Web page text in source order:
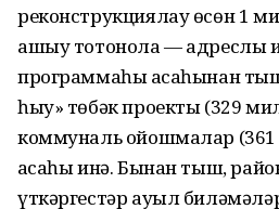
реконструкциялау өсөн 1
ашыу тотонола — адреслы
программаһы аҡсаһынан
һыу» төбәк проекты (329
коммуналь ойошмалар
аҡсаһы инә. Бынан тыш,
үткәргестәр ауыл